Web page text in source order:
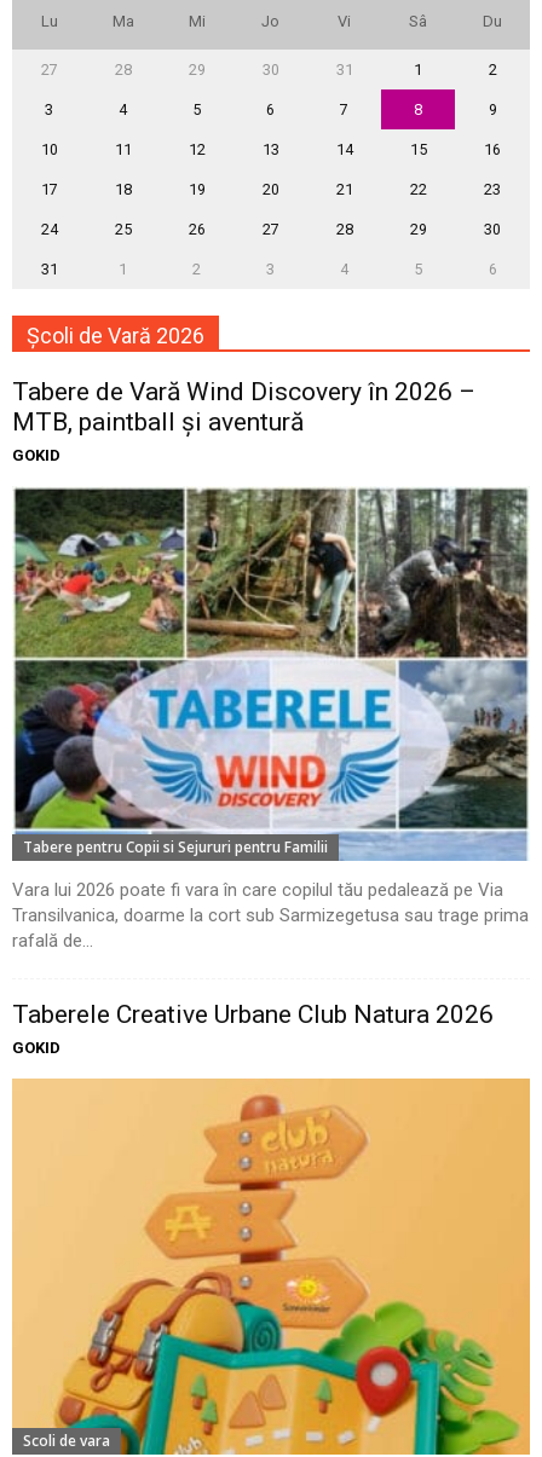
Lu Ma Mi Jo Vi Sâ Du
27 28 29 30 31 1 2
3 4 5 6 7 8 9
10 11 12 13 14 15 16
17 18 19 20 21 22 23
24 25 26 27 28 29 30
31 1 2 3 4 5 6
Școli de Vară 2026
Tabere de Vară Wind Discovery în 2026 –
MTB, paintball și aventură
GOKID
Tabere pentru Copii si Sejururi pentru Familii
Vara lui 2026 poate fi vara în care copilul tău pedalează pe Via
Transilvanica, doarme la cort sub Sarmizegetusa sau trage prima
rafală de...
Taberele Creative Urbane Club Natura 2026
GOKID
Scoli de vara